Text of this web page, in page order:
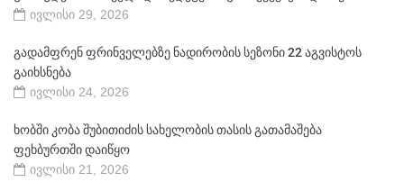
ივლისი 29, 2026
გადამფრენ ფრინველებზე ნადირობის სეზონი 22 აგვისტოს
გაიხსნება
ივლისი 24, 2026
ხობში კობა შუბითიძის სახელობის თასის გათამაშება
ფეხბურთში დაიწყო
ივლისი 21, 2026